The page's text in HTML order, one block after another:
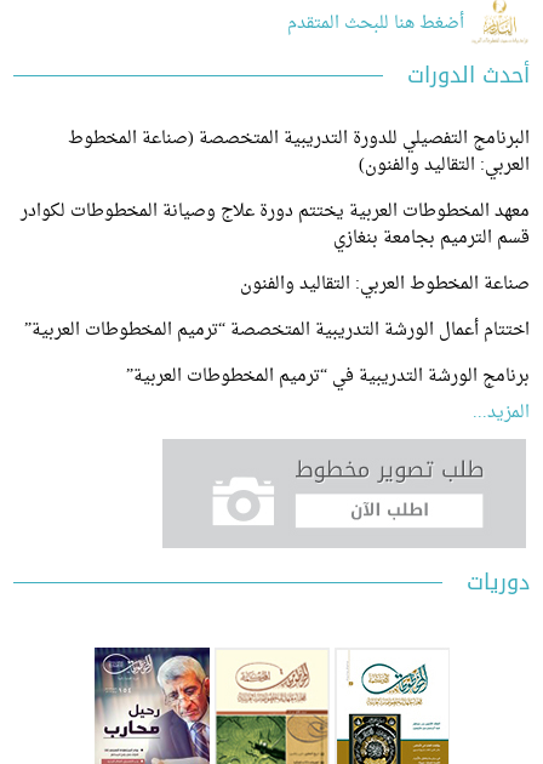
أضغط هنا للبحث المتقدم
الدورات
التفصيلي للدورة التدريبية المتخصصة (صناعة المخطوط
التقاليد والفنون)
المخطوطات العربية يختتم دورة علاج وصيانة المخطوطات لكوادر
بجامعة بنغازي
المخطوط العربي: التقاليد والفنون
أعمال الورشة التدريبية المتخصصة “ترميم المخطوطات العربية”
الورشة التدريبية في “ترميم المخطوطات العربية”